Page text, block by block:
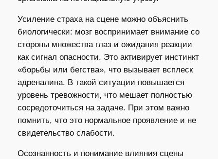
Усиление страха на сцене можно объяснить
биологически: мозг воспринимает внимание со
стороны множества глаз и ожидания реакции
как сигнал опасности. Это активирует инстинкт
«борьбы или бегства», что вызывает всплеск
адреналина. В такой ситуации повышается
уровень тревожности, что мешает полностью
сосредоточиться на задаче. При этом важно
помнить, что это нормальное проявление и не
свидетельство слабости.
Осознанность и понимание влияния сцены